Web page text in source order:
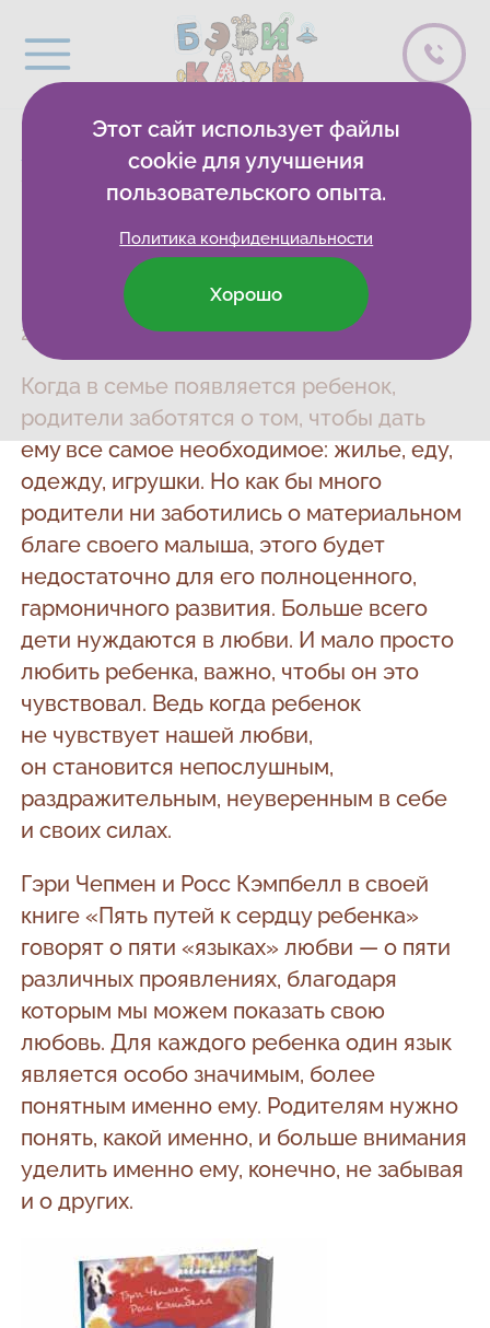
Бэбиблиотека
«Языки» любви
25 сентября 2015
Когда в семье появляется ребенок,
родители заботятся о том, чтобы дать
ему все самое необходимое: жилье, еду,
одежду, игрушки. Но как бы много
родители ни заботились о материальном
благе своего малыша, этого будет
недостаточно для его полноценного,
гармоничного развития. Больше всего
дети нуждаются в любви. И мало просто
любить ребенка, важно, чтобы он это
чувствовал. Ведь когда ребенок
не чувствует нашей любви,
он становится непослушным,
раздражительным, неуверенным в себе
и своих силах.
Гэри Чепмен и Росс Кэмпбелл в своей
книге «Пять путей к сердцу ребенка»
говорят о пяти «языках» любви — о пяти
различных проявлениях, благодаря
которым мы можем показать свою
любовь. Для каждого ребенка один язык
является особо значимым, более
понятным именно ему. Родителям нужно
понять, какой именно, и больше внимания
уделить именно ему, конечно, не забывая
и о других.
Этот сайт использует файлы
cookie для улучшения
пользовательского опыта.
Политика конфиденциальности
Хорошо